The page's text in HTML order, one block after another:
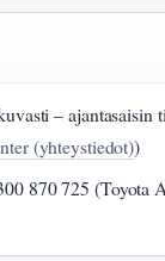
– ajantasaisin
(yhteystiedot))
870 725 (Toyota